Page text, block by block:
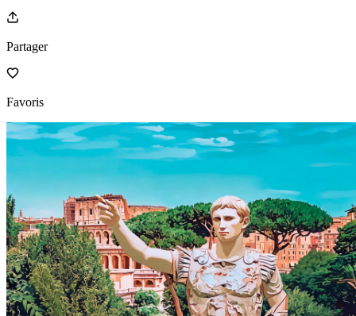
Partager
Favoris